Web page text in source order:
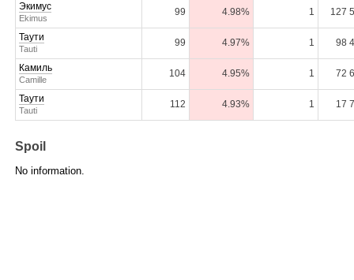
Экимус
Ekimus
99 4.98% 1 127
Таути
Tauti
99 4.97% 1 98
Камиль
Camille
104 4.95% 1 72
Таути
Tauti
112 4.93% 1 17
Spoil
No information.